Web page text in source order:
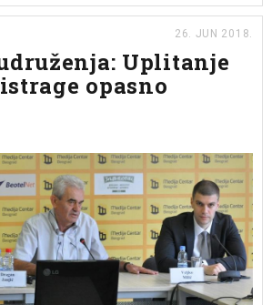
26. JUN 2018.
Uplitanje
opasno